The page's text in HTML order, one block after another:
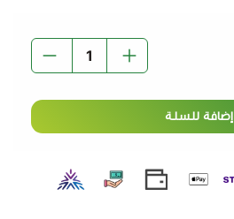
إضافة للسلة